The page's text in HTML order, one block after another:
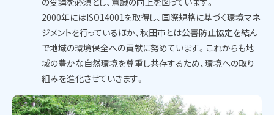
2000年にはISO14001を取得し、国際規格に基づく環境マネ
ジメントを行っているほか、秋田市とは公害防止協定を結ん
で地域の環境保全への貢献に努めています。これからも地
域の豊かな自然環境を尊重し共存するため、環境への取り
組みを進化させていきます。